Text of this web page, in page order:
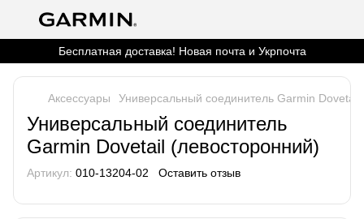
Бесплатная доставка! Новая почта и Укрпочта
Аксессуары Универсальный соединитель Garmin Dovetail
Универсальный соединитель
Garmin Dovetail (левосторонний)
Артикул: 010-13204-02 Оставить отзыв